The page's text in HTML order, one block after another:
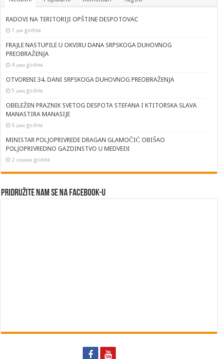
RADOVI NA TERITORIJI OPŠTINE DESPOTOVAC
1 дан godina
FRAJLE NASTUPILE U OKVIRU DANA SRPSKOGA DUHOVNOG
PREOBRAŽENJA
4 дана godina
OTVORENI 34. DANI SRPSKOGA DUHOVNOG PREOBRAŽENJA
5 дана godina
OBELEŽEN PRAZNIK SVETOG DESPOTA STEFANA I KTITORSKA SLAVA
MANASTIRA MANASIJE
6 дана godina
MINISTAR POLJOPRIVREDE DRAGAN GLAMOČIĆ OBIŠAO
POLJOPRIVREDNO GAZDINSTVO U MEDVEĐI
2 седмице godina
Pridružite nam se na Facebook-u